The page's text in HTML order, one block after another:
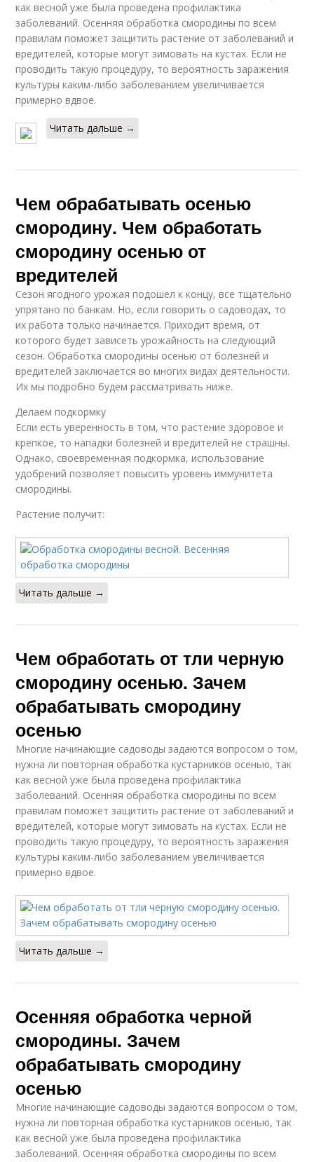
как весной уже была проведена профилактика
заболеваний. Осенняя обработка смородины по всем
правилам поможет защитить растение от заболеваний и
вредителей, которые могут зимовать на кустах. Если не
проводить такую процедуру, то вероятность заражения
культуры каким-либо заболеванием увеличивается
примерно вдвое.
Читать дальше →
Чем обрабатывать осенью
смородину. Чем обработать
смородину осенью от
вредителей
Сезон ягодного урожая подошел к концу, все тщательно
упрятано по банкам. Но, если говорить о садоводах, то
их работа только начинается. Приходит время, от
которого будет зависеть урожайность на следующий
сезон. Обработка смородины осенью от болезней и
вредителей заключается во многих видах деятельности.
Их мы подробно будем рассматривать ниже.
Делаем подкормку
Если есть уверенность в том, что растение здоровое и
крепкое, то нападки болезней и вредителей не страшны.
Однако, своевременная подкормка, использование
удобрений позволяет повысить уровень иммунитета
смородины.
Растение получит:
Читать дальше →
Чем обработать от тли черную
смородину осенью. Зачем
обрабатывать смородину
осенью
Многие начинающие садоводы задаются вопросом о том,
нужна ли повторная обработка кустарников осенью, так
как весной уже была проведена профилактика
заболеваний. Осенняя обработка смородины по всем
правилам поможет защитить растение от заболеваний и
вредителей, которые могут зимовать на кустах. Если не
проводить такую процедуру, то вероятность заражения
культуры каким-либо заболеванием увеличивается
примерно вдвое.
Читать дальше →
Осенняя обработка черной
смородины. Зачем
обрабатывать смородину
осенью
Многие начинающие садоводы задаются вопросом о том,
нужна ли повторная обработка кустарников осенью, так
как весной уже была проведена профилактика
заболеваний. Осенняя обработка смородины по всем